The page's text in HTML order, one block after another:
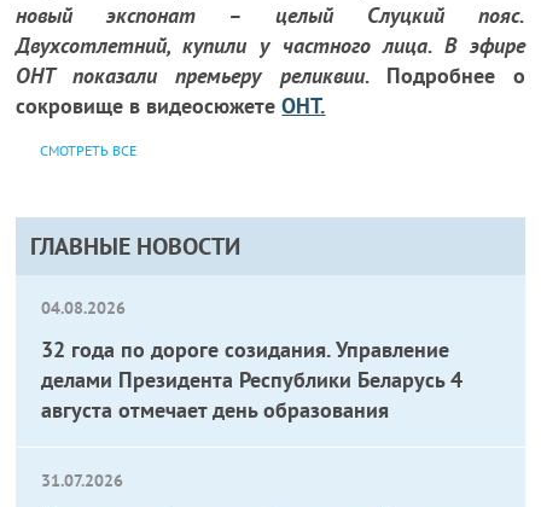
ГЛАВНЫЕ НОВОСТИ
04.08.2026
32 года по дороге созидания. Управление
делами Президента Республики Беларусь 4
августа отмечает день образования
31.07.2026
новый экспонат – целый Слуцкий пояс.
Двухсотлетний, купили у частного лица. В эфире
ОНТ показали премьеру реликвии. Подробнее о
сокровище в видеосюжетеОНТ.
СМОТРЕТЬ ВСЕ